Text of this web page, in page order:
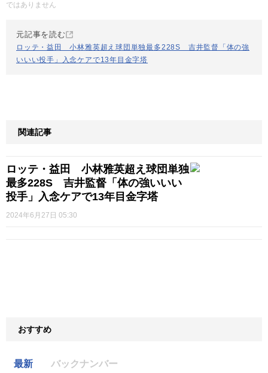
ではありません
元記事を読む
ロッテ・益田 小林雅英超え球団単独最多228S 吉井監督「体の強
いいい投手」入念ケアで13年目金字塔
関連記事
ロッテ・益田 小林雅英超え球団単独
最多228S 吉井監督「体の強いいい
投手」入念ケアで13年目金字塔
2024年6月27日 05:30
おすすめ
最新 バックナンバー